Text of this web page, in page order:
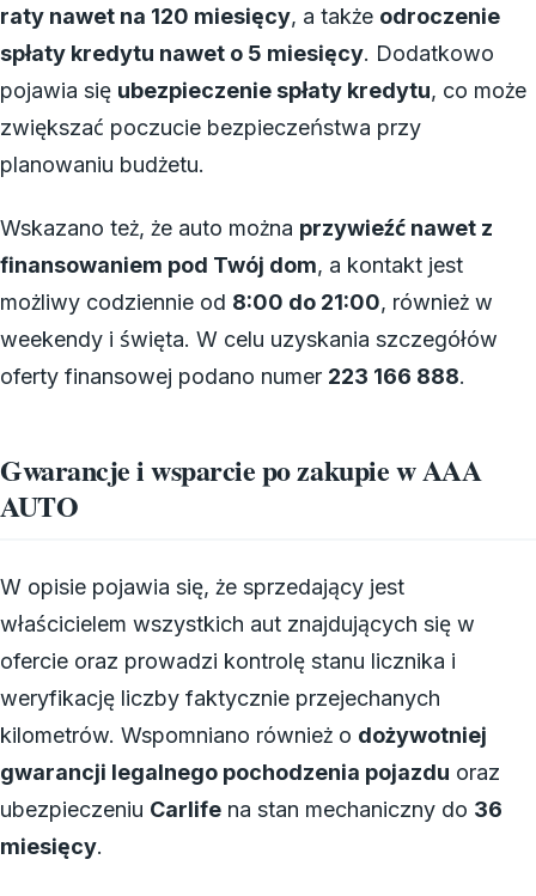
raty nawet na 120 miesięcy, a także odroczenie
spłaty kredytu nawet o 5 miesięcy. Dodatkowo
pojawia się ubezpieczenie spłaty kredytu, co może
zwiększać poczucie bezpieczeństwa przy
planowaniu budżetu.
Wskazano też, że auto można przywieźć nawet z
finansowaniem pod Twój dom, a kontakt jest
możliwy codziennie od 8:00 do 21:00, również w
weekendy i święta. W celu uzyskania szczegółów
oferty finansowej podano numer 223 166 888.
Gwarancje i wsparcie po zakupie w AAA
AUTO
W opisie pojawia się, że sprzedający jest
właścicielem wszystkich aut znajdujących się w
ofercie oraz prowadzi kontrolę stanu licznika i
weryfikację liczby faktycznie przejechanych
kilometrów. Wspomniano również o dożywotniej
gwarancji legalnego pochodzenia pojazdu oraz
ubezpieczeniu Carlife na stan mechaniczny do 36
miesięcy.